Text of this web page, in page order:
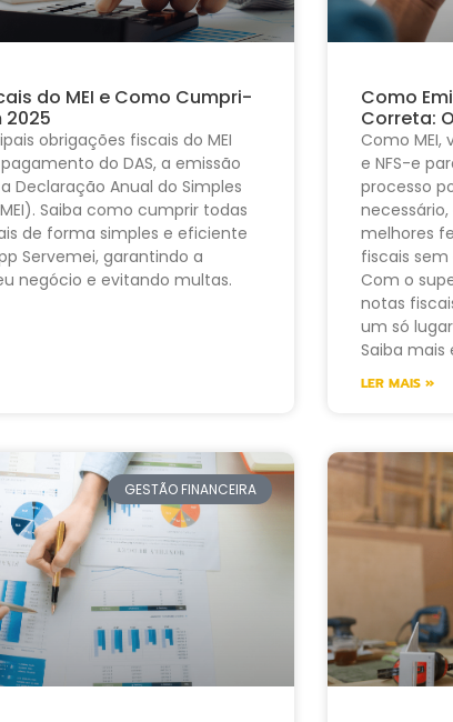
do MEI e Como Cumpri-
2025
obrigações fiscais do MEI
do DAS, a emissão
Declaração Anual do Simples
Saiba como cumprir todas
de forma simples e eficiente
Servemei, garantindo a
negócio e evitando multas.
Como
Correta:
Como MEI,
e NFS-e
processo
melhores
fiscais
Com o
notas
um só
Saiba mais
LER MAIS »
GESTÃO FINANCEIRA